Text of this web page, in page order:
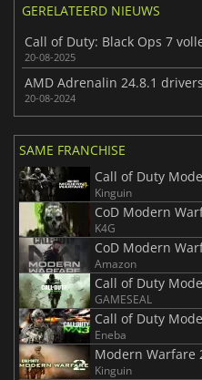
GERELATEERD NIEUWS
20-08-2025
20-08-2024
SAME FRANCHISE
Call of Duty
Kinguin
CoD Modern
K4G
CoD Modern
Amazon
GAMESEAL
Call of Duty
Eneba
Modern Warfare
Kinguin